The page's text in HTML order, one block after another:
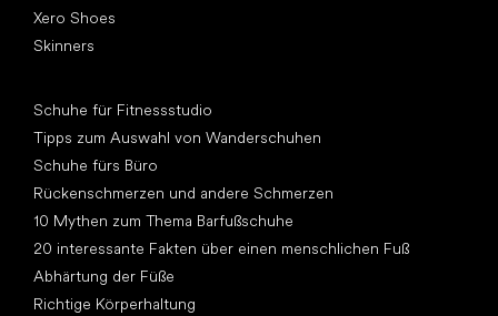
Xero Shoes
Skinners
Schuhe für Fitnessstudio
Tipps zum Auswahl von Wanderschuhen
Schuhe fürs Büro
Rückenschmerzen und andere Schmerzen
10 Mythen zum Thema Barfußschuhe
20 interessante Fakten über einen menschlichen Fuß
Abhärtung der Füße
Richtige Körperhaltung